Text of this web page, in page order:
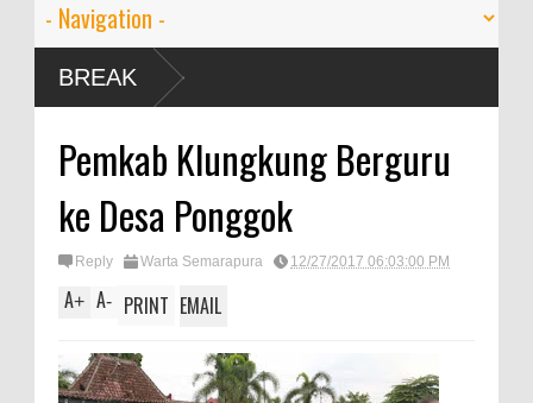
BREAK
Pemkab Klungkung Berguru
ke Desa Ponggok
Reply Warta Semarapura 12/27/2017 06:03:00 PM
A+ A- PRINT EMAIL